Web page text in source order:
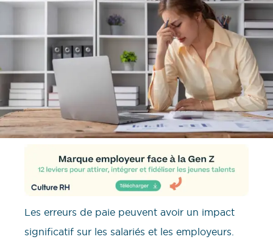
Les erreurs de paie peuvent avoir un impact
significatif sur les salariés et les employeurs.